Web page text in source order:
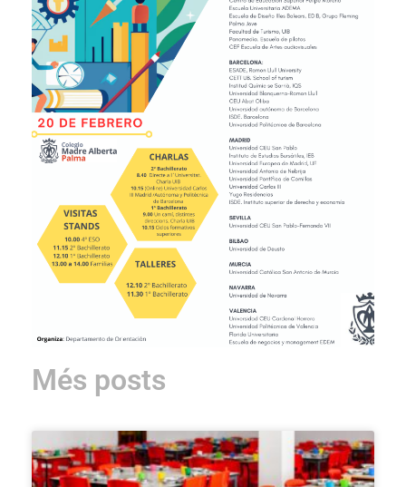
Més posts